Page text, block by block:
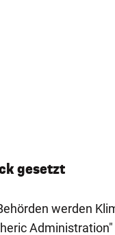
gesetzt
werden
Administration"